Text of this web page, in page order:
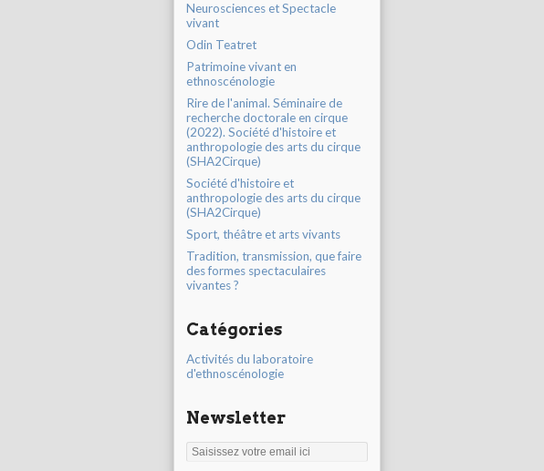
Neurosciences et Spectacle
vivant
Odin Teatret
Patrimoine vivant en
ethnoscénologie
Rire de l'animal. Séminaire de
recherche doctorale en cirque
(2022). Société d'histoire et
anthropologie des arts du cirque
(SHA2Cirque)
Société d'histoire et
anthropologie des arts du cirque
(SHA2Cirque)
Sport, théâtre et arts vivants
Tradition, transmission, que faire
des formes spectaculaires
vivantes ?
Catégories
Activités du laboratoire
d'ethnoscénologie
Newsletter